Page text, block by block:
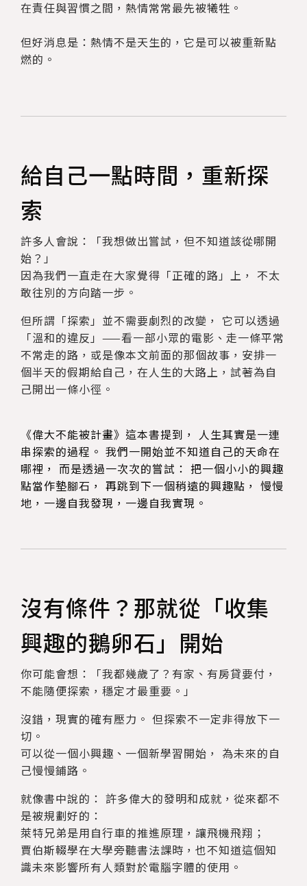
在責任與習慣之間，熱情常常最先被犧牲。
但好消息是：熱情不是天生的，它是可以被重新點
燃的。
給自己一點時間，重新探
索
許多人會說：「我想做出嘗試，但不知道該從哪開
始？」
因為我們一直走在大家覺得「正確的路」上， 不太
敢往別的方向踏一步。
但所謂「探索」並不需要劇烈的改變， 它可以透過
「溫和的違反」——看一部小眾的電影、走一條平常
不常走的路，或是像本文前面的那個故事，安排一
個半天的假期給自己，在人生的大路上，試著為自
己開出一條小徑。
《偉大不能被計畫》這本書提到， 人生其實是一連
串探索的過程。 我們一開始並不知道自己的天命在
哪裡， 而是透過一次次的嘗試： 把一個小小的興趣
點當作墊腳石， 再跳到下一個稍遠的興趣點， 慢慢
地，一邊自我發現，一邊自我實現。
沒有條件？那就從「收集
興趣的鵝卵石」開始
你可能會想：「我都幾歲了？有家、有房貸要付，
不能隨便探索，穩定才最重要。」
沒錯，現實的確有壓力。 但探索不一定非得放下一
切。
可以從一個小興趣、一個新學習開始， 為未來的自
己慢慢鋪路。
就像書中說的： 許多偉大的發明和成就，從來都不
是被規劃好的：
萊特兄弟是用自行車的推進原理，讓飛機飛翔；
賈伯斯輟學在大學旁聽書法課時，也不知道這個知
識未來影響所有人類對於電腦字體的使用。